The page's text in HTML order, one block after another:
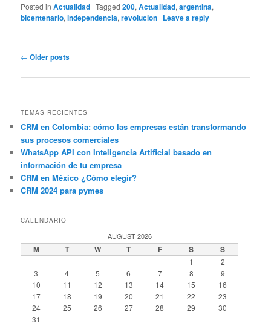
Posted in Actualidad |Tagged 200,Actualidad,argentina,
bicentenario,independencia,revolucion | Leave a reply
Post
← Older posts
TEMAS RECIENTES
CRM en Colombia: cómo las empresas están transformando
sus procesos comerciales
WhatsApp API con Inteligencia Artificial basado en
información de tu empresa
CRM en México ¿Cómo elegir?
CRM 2024 para pymes
CALENDARIO
AUGUST 2026
M T W T F S S
1
2
3
4 5 6 7 8
9
10
11 12 13 14 15
16
17
18 19 20 21 22
23
24
25 26 27 28 29
30
31